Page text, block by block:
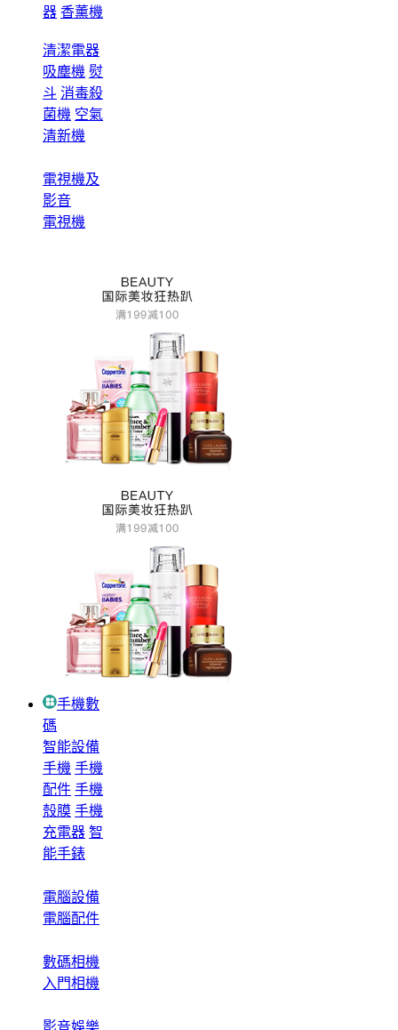
器 香薰機
清潔電器
吸塵機 熨
斗 消毒殺
菌機 空氣
清新機
電視機及
影音
電視機
手機數
碼
智能設備
手機 手機
配件 手機
殼膜 手機
充電器 智
能手錶
電腦設備
電腦配件
數碼相機
入門相機
影音娛樂